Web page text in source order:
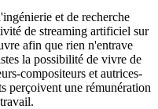
et de recherche
de streaming artificiel sur
afin que rien n'entrave
la possibilité de vivre de
compositeurs et autrices-
perçoivent une rémunération